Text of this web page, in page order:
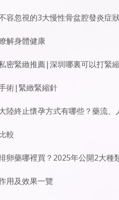
容忽視的3大慢性骨盆腔發炎症
解身體健康
密緊緻推薦|深圳哪裏可以打緊
術|緊緻緊縮針
陸終止懷孕方式有哪些？藥流、
較
卵藥哪裡買？2025年公開2大種
用及效果一覽